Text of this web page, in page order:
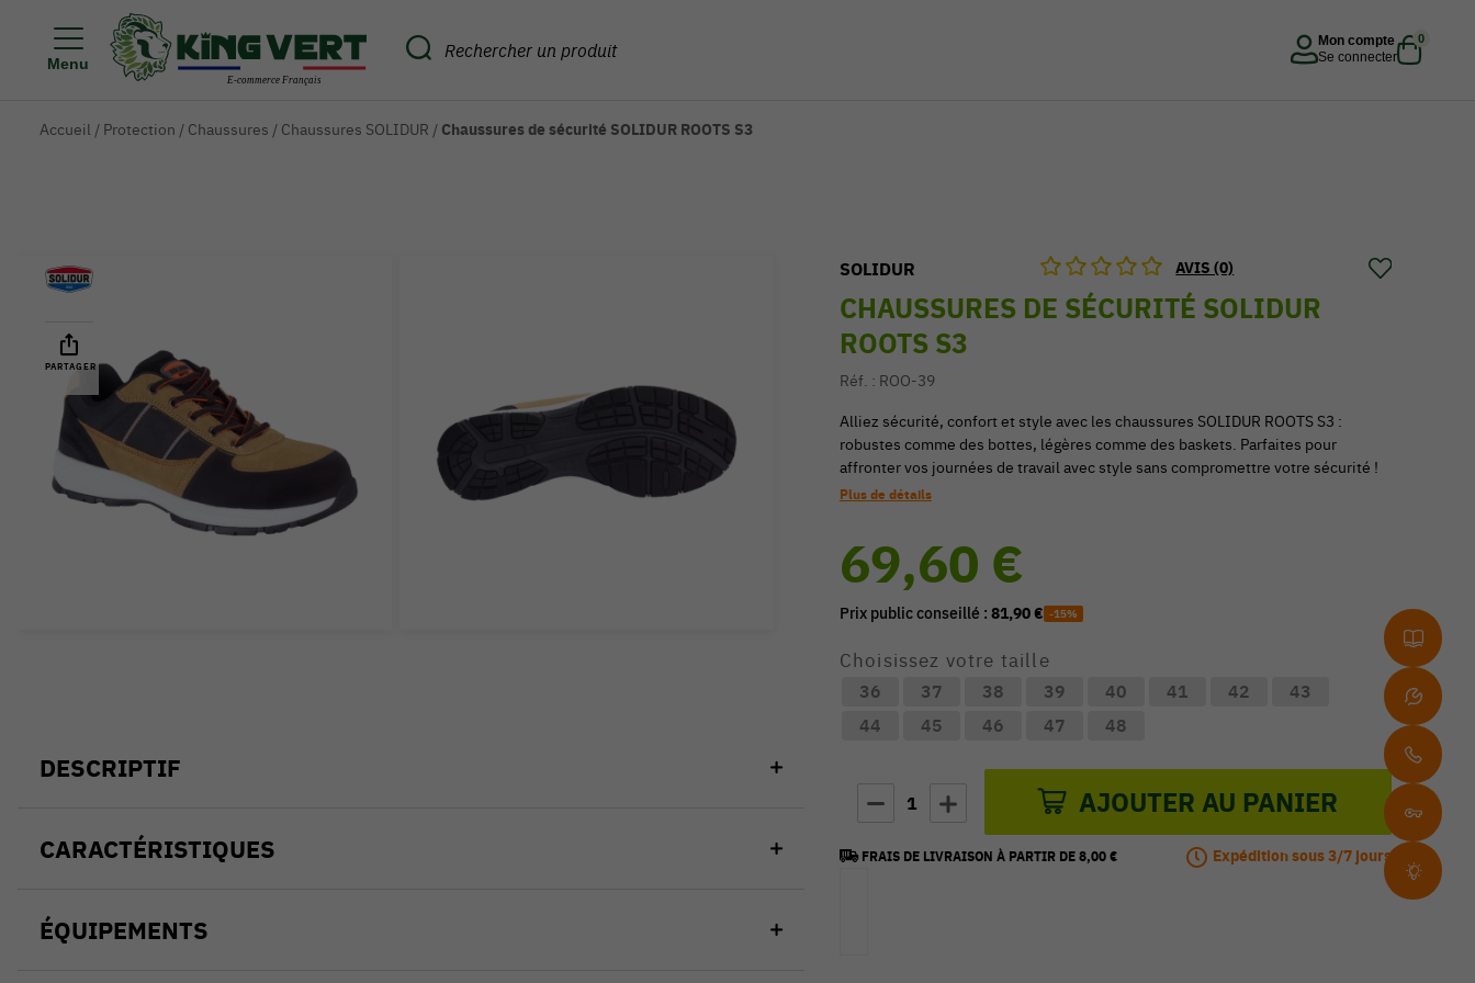
Menu
Mon compte
Se connecter
0
Accueil / Protection / Chaussures / Chaussures SOLIDUR / Chaussures de sécurité SOLIDUR ROOTS S3
PARTAGER
DESCRIPTIF
CARACTÉRISTIQUES
ÉQUIPEMENTS
SOLIDUR AVIS (0)
CHAUSSURES DE SÉCURITÉ SOLIDUR
ROOTS S3
Réf. : ROO-39
Alliez sécurité, confort et style avec les chaussures SOLIDUR ROOTS S3 :
robustes comme des bottes, légères comme des baskets. Parfaites pour
affronter vos journées de travail avec style sans compromettre votre sécurité !
Plus de détails
69,60 €
Prix public conseillé : 81,90 € -15%
Choisissez votre taille
36 37 38 39 40 41 42
43
44
45 46 47 48
1 AJOUTER AU PANIER
FRAIS DE LIVRAISON À PARTIR DE 8,00 € Expédition sous 3/7 jours